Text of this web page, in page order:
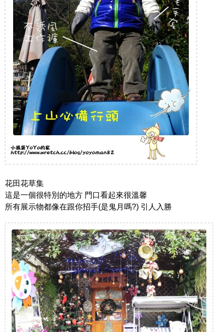
花田花草集
這是一個很特別的地方 門口看起來很溫馨
所有展示物都像在跟你招手(是鬼月嗎?) 引人入勝